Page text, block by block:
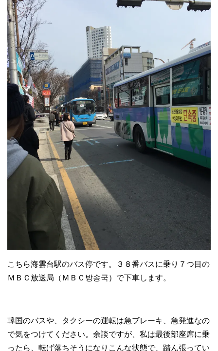
こちら海雲台駅のバス停です。３８番バスに乗り７つ目の
ＭＢＣ放送局（ＭＢＣ방송국）で下車します。
韓国のバスや、タクシーの運転は急ブレーキ、急発進なの
で気をつけてください。余談ですが、私は最後部座席に乗
ったら、転げ落ちそうになりこんな状態で、踏ん張ってい